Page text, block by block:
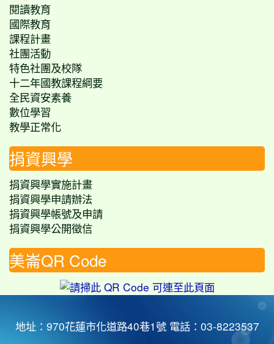
閱讀教育
國際教育
課程計畫
社團活動
特色社團及校隊
十二年國教課程綱要
全民資安素養
數位學習
教學正常化
捐資興學
捐資興學實施計畫
捐資興學申請辦法
捐資興學帳號及申請
捐資興學公開徵信
美崙QR Code
地址：970花蓮市化道路40巷1號 電話：03-8223537